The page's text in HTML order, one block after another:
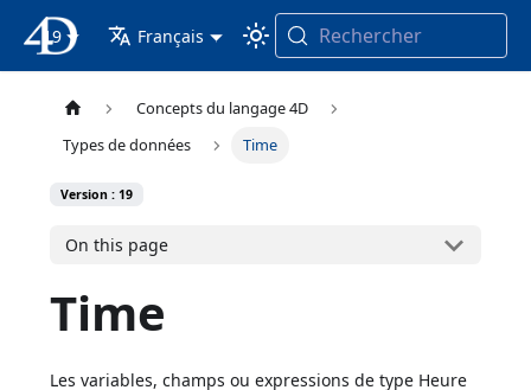
4D Documentation
19 Français Rechercher
Concepts du langage 4D
Types de données
Time
Version : 19
On this page
Time
Les variables, champs ou expressions de type Heure